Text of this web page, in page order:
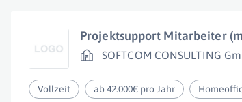
Projektsupport Mitarbeiter
SOFTCOM CONSULTING
Vollzeit ab 42.000€ pro Jahr